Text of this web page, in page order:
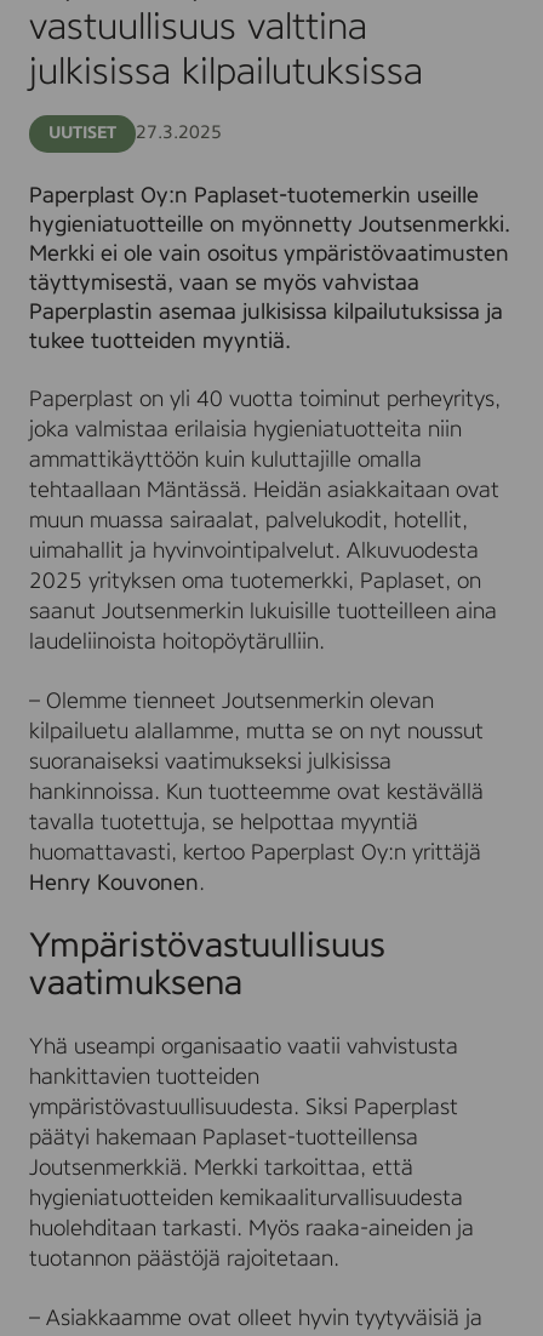
vastuullisuus
valttina
julkisissa
kilpailutuksissa
vastuullisuus valttina
julkisissa kilpailutuksissa
UUTISET 27.3.2025
Paperplast Oy:n Paplaset-tuotemerkin useille
hygieniatuotteille on myönnetty Joutsenmerkki.
Merkki ei ole vain osoitus ympäristövaatimusten
täyttymisestä, vaan se myös vahvistaa
Paperplastin asemaa julkisissa kilpailutuksissa ja
tukee tuotteiden myyntiä.
Paperplast on yli 40 vuotta toiminut perheyritys,
joka valmistaa erilaisia hygieniatuotteita niin
ammattikäyttöön kuin kuluttajille omalla
tehtaallaan Mäntässä. Heidän asiakkaitaan ovat
muun muassa sairaalat, palvelukodit, hotellit,
uimahallit ja hyvinvointipalvelut. Alkuvuodesta
2025 yrityksen oma tuotemerkki, Paplaset, on
saanut Joutsenmerkin lukuisille tuotteilleen aina
laudeliinoista hoitopöytärulliin.
– Olemme tienneet Joutsenmerkin olevan
kilpailuetu alallamme, mutta se on nyt noussut
suoranaiseksi vaatimukseksi julkisissa
hankinnoissa. Kun tuotteemme ovat kestävällä
tavalla tuotettuja, se helpottaa myyntiä
huomattavasti, kertoo Paperplast Oy:n yrittäjä
Henry Kouvonen.
Ympäristövastuullisuus
vaatimuksena
Yhä useampi organisaatio vaatii vahvistusta
hankittavien tuotteiden
ympäristövastuullisuudesta. Siksi Paperplast
päätyi hakemaan Paplaset-tuotteillensa
Joutsenmerkkiä. Merkki tarkoittaa, että
hygieniatuotteiden kemikaaliturvallisuudesta
huolehditaan tarkasti. Myös raaka-aineiden ja
tuotannon päästöjä rajoitetaan.
– Asiakkaamme ovat olleet hyvin tyytyväisiä ja